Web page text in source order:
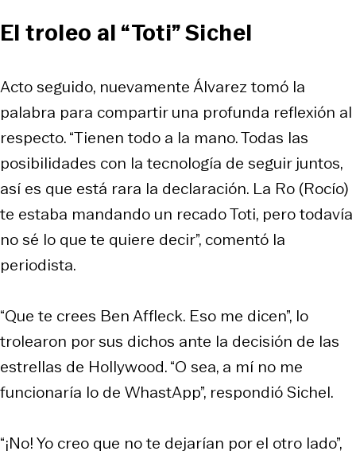
El troleo al “Toti” Sichel
Acto seguido, nuevamente Álvarez tomó la
palabra para compartir una profunda reflexión al
respecto. “Tienen todo a la mano. Todas las
posibilidades con la tecnología de seguir juntos,
así es que está rara la declaración. La Ro (Rocío)
te estaba mandando un recado Toti, pero todavía
no sé lo que te quiere decir”, comentó la
periodista.
“Que te crees Ben Affleck. Eso me dicen”, lo
trolearon por sus dichos ante la decisión de las
estrellas de Hollywood. “O sea, a mí no me
funcionaría lo de WhastApp”, respondió Sichel.
“¡No! Yo creo que no te dejarían por el otro lado”,